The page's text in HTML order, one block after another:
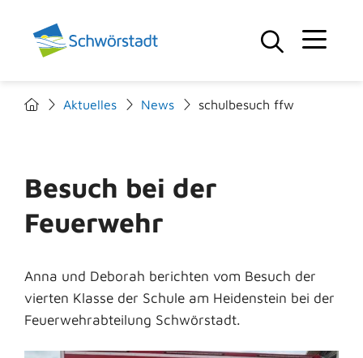
Aktuelles News schulbesuch ffw
Besuch bei der
Feuerwehr
Anna und Deborah berichten vom Besuch der
vierten Klasse der Schule am Heidenstein bei der
Feuerwehrabteilung Schwörstadt.